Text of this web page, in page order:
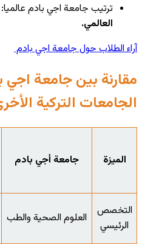
ترتيب جامعة اجي بادم عالميا:
العالمي.
آراء الطلاب حول جامعة اجي بادم
مقارنة بين جامعة اجي
الجامعات التركية
الميزة جامعة أجي بادم
التخصص
الرئيسي
العلوم الصحية والطب